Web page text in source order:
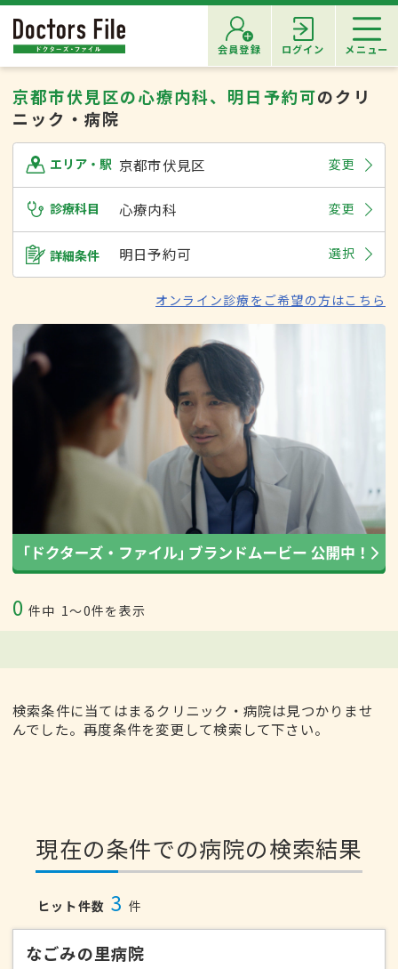
会員登録 ログイン メニュー
京都市伏見区の心療内科、明日予約可のクリ
ニック・病院
エリア・駅 京都市伏見区 変更
診療科目 心療内科 変更
詳細条件 明日予約可 選択
オンライン診療をご希望の方はこちら
0 件中 1〜0件を表示
検索条件に当てはまるクリニック・病院は見つかりませ
んでした。再度条件を変更して検索して下さい。
現在の条件での病院の検索結果
ヒット件数 3 件
なごみの里病院